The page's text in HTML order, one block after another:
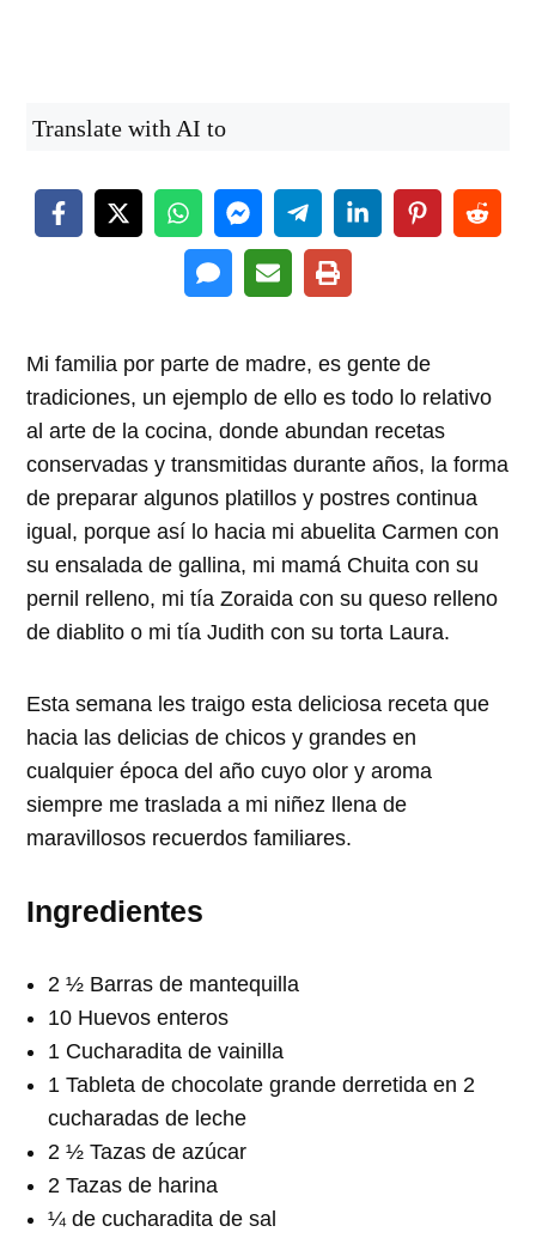
Translate with AI to
Mi familia por parte de madre, es gente de
tradiciones, un ejemplo de ello es todo lo relativo
al arte de la cocina, donde abundan recetas
conservadas y transmitidas durante años, la forma
de preparar algunos platillos y postres continua
igual, porque así lo hacia mi abuelita Carmen con
su ensalada de gallina, mi mamá Chuita con su
pernil relleno, mi tía Zoraida con su queso relleno
de diablito o mi tía Judith con su torta Laura.
Esta semana les traigo esta deliciosa receta que
hacia las delicias de chicos y grandes en
cualquier época del año cuyo olor y aroma
siempre me traslada a mi niñez llena de
maravillosos recuerdos familiares.
Ingredientes
2 ½ Barras de mantequilla
10 Huevos enteros
1 Cucharadita de vainilla
1 Tableta de chocolate grande derretida en 2
cucharadas de leche
2 ½ Tazas de azúcar
2 Tazas de harina
¼ de cucharadita de sal